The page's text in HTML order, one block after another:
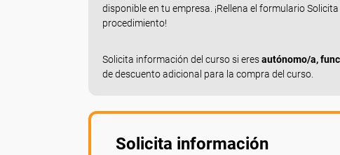
disponible en tu empresa. ¡Rellena el formulario
procedimiento!
Solicita información del curso si eresautónomo/a,
de descuento adicional para la compra del curso.
Solicita información